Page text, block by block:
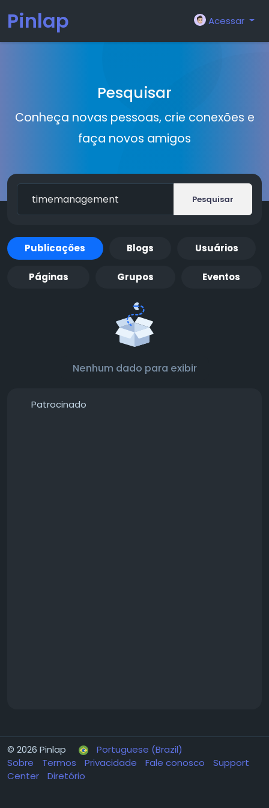
Pinlap Acessar
Pesquisar
Conheça novas pessoas, crie conexões e
faça novos amigos
Pesquisar
Publicações Blogs Usuários
Páginas Grupos Eventos
Nenhum dado para exibir
Patrocinado
© 2026 Pinlap
Portuguese (Brazil)
Sobre
Termos Privacidade Fale conosco
Support
Center
Diretório